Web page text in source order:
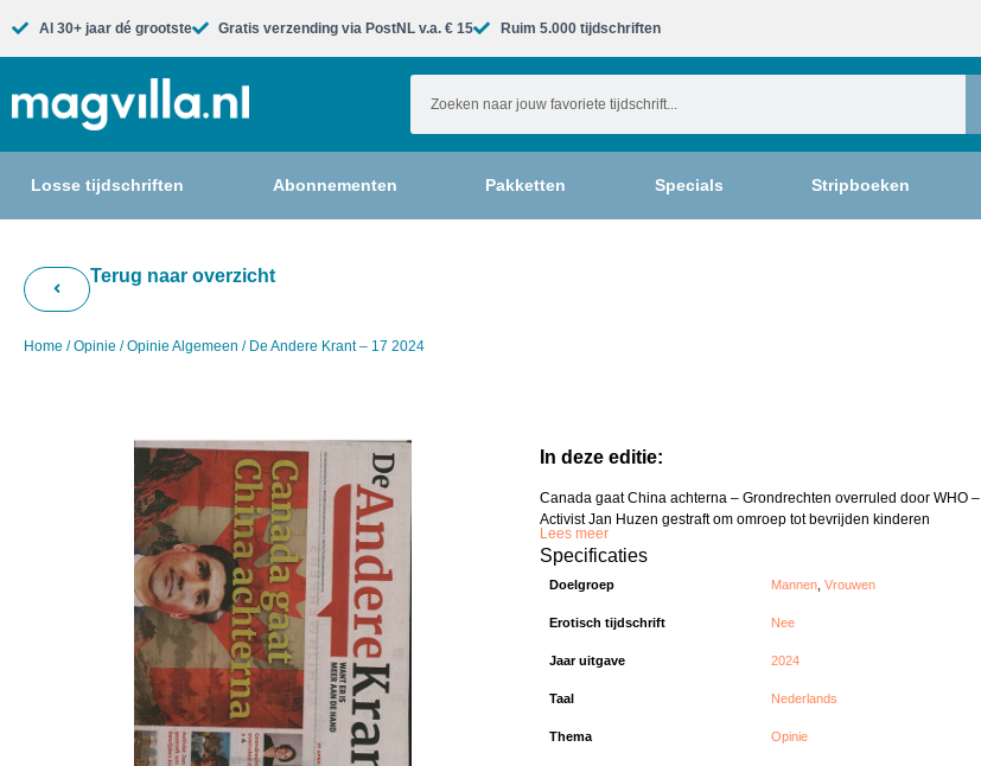
Al 30+ jaar dé grootste​ Gratis verzending via PostNL v.a. € 15 Ruim 5.000 tijdschriften​
Losse tijdschriften Abonnementen Pakketten Specials Stripboeken
Terug naar overzicht
Home /Opinie /Opinie Algemeen / De Andere Krant – 17 2024
In deze editie:
Canada gaat China achterna – Grondrechten overruled door WHO –
Activist Jan Huzen gestraft om omroep tot bevrijden kinderen
Lees meer
Specificaties
Doelgroep Mannen ,Vrouwen
Erotisch tijdschrift Nee
Jaar uitgave 2024
Taal Nederlands
Thema Opinie